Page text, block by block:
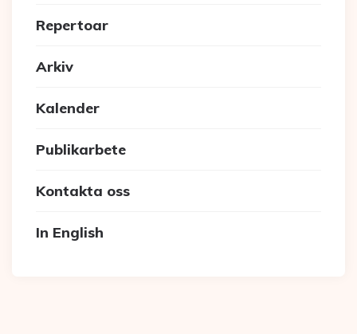
Repertoar
Arkiv
Kalender
Publikarbete
Kontakta oss
In English